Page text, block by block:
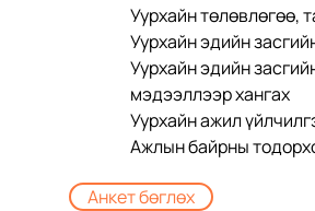
Уурхайн төлөвлөгөө,
Уурхайн эдийн
Уурхайн эдийн
мэдээллээр хангах
Уурхайн ажил
Ажлын байрны
Анкет бөглөх